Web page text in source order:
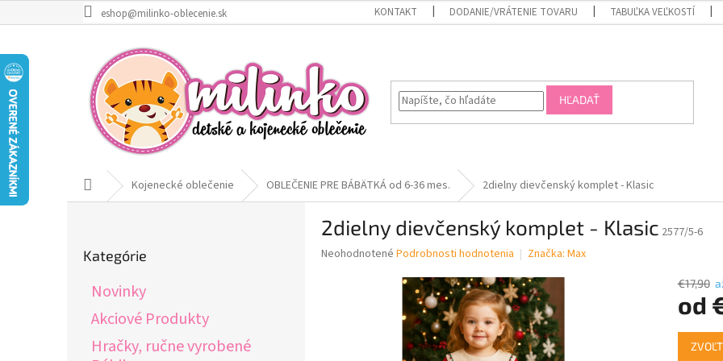
na
eshop@milinko-oblecenie.sk KONTAKT DODANIE/VRÁTENIE TOVARU TABUĽKA VEĽKOSTÍ
HĽADAŤ
DomovKojenecké oblečenie OBLEČENIE PRE BÁBÄTKÁ od 6-36 mes. 2dielny dievčenský komplet - Klasic
kategórie
Kategórie
Novinky
Akciové Produkty
Hračky, ručne vyrobené
2dielny dievčenský komplet - Klasic 2577/5-6
Priemerné
Neohodnotené Podrobnosti hodnotenia Značka: Max
€17,90
od
cena: